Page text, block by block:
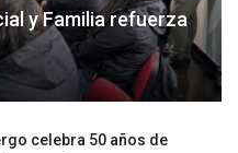
y Familia refuerza
celebra 50 años de